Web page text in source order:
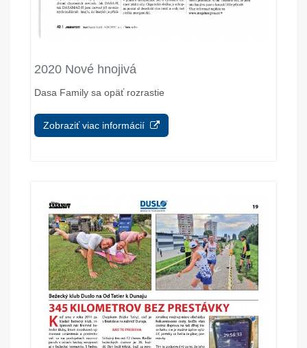
2020 Nové hnojivá
Dasa Family sa opäť rozrastie
Zobraziť viac informácií